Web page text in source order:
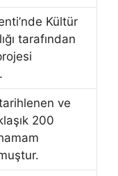
Kültür
tarafından
ve
200